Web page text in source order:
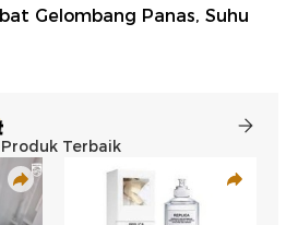
Gelombang Panas, Suhu